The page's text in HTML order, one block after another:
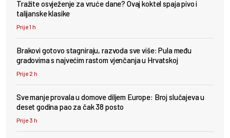
Tražite osvježenje za vruće dane? Ovaj koktel spaja pivo i
talijanske klasike
Prije 1 h
Brakovi gotovo stagniraju, razvoda sve više: Pula među
gradovima s najvećim rastom vjenčanja u Hrvatskoj
Prije 2 h
Sve manje provala u domove diljem Europe: Broj slučajeva u
deset godina pao za čak 38 posto
Prije 3 h